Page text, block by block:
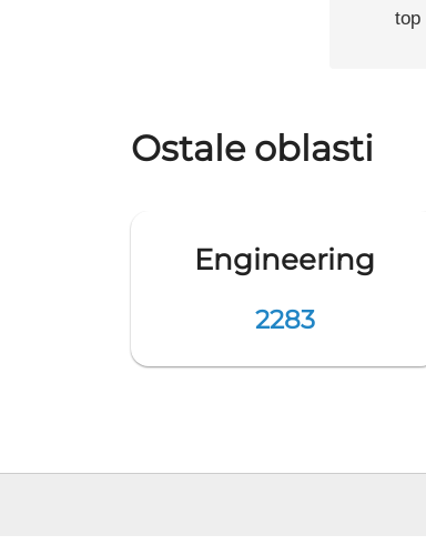
top
Ostale oblasti
Engineering
2283